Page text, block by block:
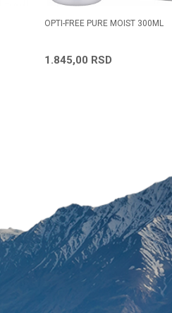
OPTI-FREE PURE MOIST 300ML
1.845,00 RSD